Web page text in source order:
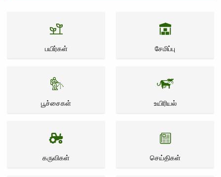
பயிர்கள் சேமிப்பு
பூச்சைகள் உயிரியல்
கருவிகள் செய்திகள்